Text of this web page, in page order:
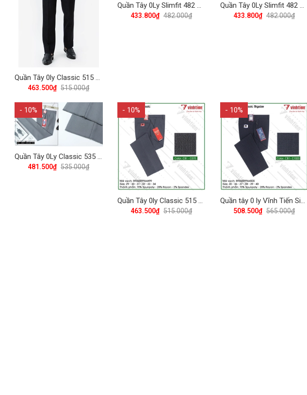
Quần Tây 0ly Classic 515 Vĩnh Tiến - Đen Muối Tiêu
463.500₫ 515.000₫
Quần Tây 0Ly Slimfit 482 Vĩnh Tiến - Nhiều Màu ( Kẻ Ngang Chìm)
433.800₫ 482.000₫
Quần Tây 0Ly Slimfit 482 Vĩnh Tiến - Nhiều Màu
433.800₫ 482.000₫
- 10%
Quần Tây 0Ly Classic 535 Vĩnh Tiến - Nhiều Màu
481.500₫ 535.000₫
- 10%
Quần Tây 0ly Classic 515 Vĩnh Tiến - Nhiều Màu
463.500₫ 515.000₫
- 10%
Quần tây 0 ly Vĩnh Tiến Size Đại 565 - Nhiều Màu
508.500₫ 565.000₫